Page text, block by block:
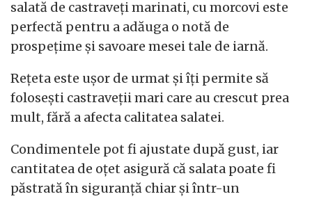
salată de castraveți marinati, cu morcovi este
perfectă pentru a adăuga o notă de
prospețime și savoare mesei tale de iarnă.
Rețeta este ușor de urmat și îți permite să
folosești castraveții mari care au crescut prea
mult, fără a afecta calitatea salatei.
Condimentele pot fi ajustate după gust, iar
cantitatea de oțet asigură că salata poate fi
păstrată în siguranță chiar și într-un